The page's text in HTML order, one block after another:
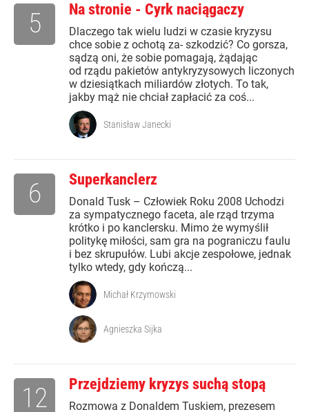
Na stronie - Cyrk naciągaczy
Dlaczego tak wielu ludzi w czasie kryzysu
chce sobie z ochotą za- szkodzić? Co gorsza,
sądzą oni, że sobie pomagają, żądając
od rządu pakietów antykryzysowych liczonych
w dziesiątkach miliardów złotych. To tak,
jakby mąż nie chciał zapłacić za coś...
5
Stanisław Janecki
Superkanclerz
Donald Tusk – Człowiek Roku 2008 Uchodzi
za sympatycznego faceta, ale rząd trzyma
krótko i po kanclersku. Mimo że wymyślił
politykę miłości, sam gra na pograniczu faulu
i bez skrupułów. Lubi akcje zespołowe, jednak
tylko wtedy, gdy kończą...
6
Michał Krzymowski
Agnieszka Sijka
Przejdziemy kryzys suchą stopą
Rozmowa z Donaldem Tuskiem, prezesem
12